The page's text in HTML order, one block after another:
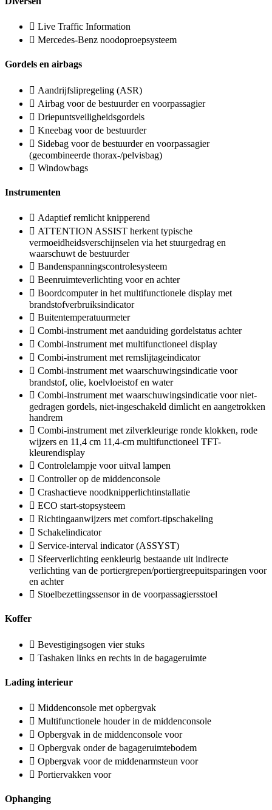
Live Traffic Information
Mercedes-Benz noodoproepsysteem
Gordels en airbags
Aandrijfslipregeling (ASR)
Airbag voor de bestuurder en voorpassagier
Driepuntsveiligheidsgordels
Kneebag voor de bestuurder
Sidebag voor de bestuurder en voorpassagier
(gecombineerde thorax-/pelvisbag)
Windowbags
Instrumenten
Adaptief remlicht knipperend
ATTENTION ASSIST herkent typische
vermoeidheidsverschijnselen via het stuurgedrag en
waarschuwt de bestuurder
Bandenspanningscontrolesysteem
Beenruimteverlichting voor en achter
Boordcomputer in het multifunctionele display met
brandstofverbruiksindicator
Buitentemperatuurmeter
Combi-instrument met aanduiding gordelstatus achter
Combi-instrument met multifunctioneel display
Combi-instrument met remslijtageindicator
Combi-instrument met waarschuwingsindicatie voor
brandstof, olie, koelvloeistof en water
Combi-instrument met waarschuwingsindicatie voor niet-
gedragen gordels, niet-ingeschakeld dimlicht en aangetrokken
handrem
Combi-instrument met zilverkleurige ronde klokken, rode
wijzers en 11,4 cm 11,4-cm multifunctioneel TFT-
kleurendisplay
Controlelampje voor uitval lampen
Controller op de middenconsole
Crashactieve noodknipperlichtinstallatie
ECO start-stopsysteem
Richtingaanwijzers met comfort-tipschakeling
Schakelindicator
Service-interval indicator (ASSYST)
Sfeerverlichting eenkleurig bestaande uit indirecte
verlichting van de portiergrepen/portiergreepuitsparingen voor
en achter
Stoelbezettingssensor in de voorpassagiersstoel
Koffer
Bevestigingsogen vier stuks
Tashaken links en rechts in de bagageruimte
Lading interieur
Middenconsole met opbergvak
Multifunctionele houder in de middenconsole
Opbergvak in de middenconsole voor
Opbergvak onder de bagageruimtebodem
Opbergvak voor de middenarmsteun voor
Portiervakken voor
Ophanging